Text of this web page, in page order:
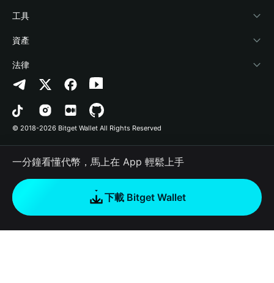
加密資訊
幫助中心
‌聯繫我們
品牌資源
工作機會
Payfi Crypto
Crypto Swap API
Altcoin Season Index
Prediction Markets
DApp
RWA
如何購買加密貨幣
連接錢包
Bitget Wallet Pay
合作上架
風險保障基金
安全防護技術
工具
快捷買幣
授權檢測
合約檢測
批次轉帳
資產
Arbitrum
Avalanche
Bitcoin
Polygon
法律
隱私協議
用戶使用協議
© 2018-2026 Bitget Wallet All Rights Reserved
一分鐘看懂代幣，馬上在 App 輕鬆上手
下載 Bitget Wallet